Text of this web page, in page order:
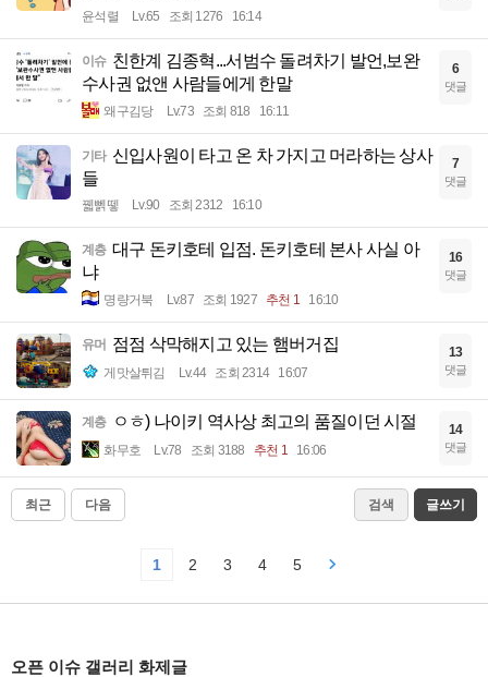
윤석렬 Lv.65 조회 1276 16:14
이슈 친한계 김종혁...서범수 돌려차기 발언,보완
수사권 없앤 사람들에게 한말
왜구김당 Lv.73 조회 818 16:11
6
댓글
기타 신입사원이 타고 온 차 가지고 머라하는 상사
들
꿻뻵뗗 Lv.90 조회 2312 16:10
7
댓글
계층 대구 돈키호테 입점. 돈키호테 본사 사실 아
냐
명량거북 Lv.87 조회 1927 추천 1 16:10
16
댓글
유머 점점 삭막해지고 있는 햄버거집
게맛살튀김 Lv.44 조회 2314 16:07
13
댓글
계층 ㅇㅎ) 나이키 역사상 최고의 품질이던 시절
화무호 Lv.78 조회 3188 추천 1 16:06
14
댓글
최근 다음 검색 글쓰기
1 2 3 4 5
오픈 이슈 갤러리 화제글